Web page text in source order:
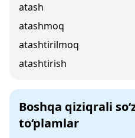
atash
atashmoq
atashtirilmoq
atashtirish
Boshqa qiziqrali
to‘plamlar